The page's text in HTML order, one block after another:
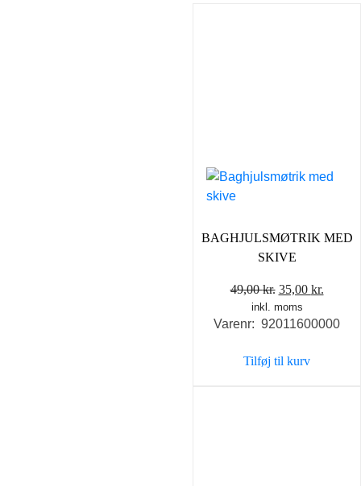
BAGHJULSMØTRIK MED
SKIVE
49,00kr. Den
oprindelige
pris
49,00 kr..
35,00 kr.
pris
inkl. moms
Varenr: 92011600000
Tilføj til kurv